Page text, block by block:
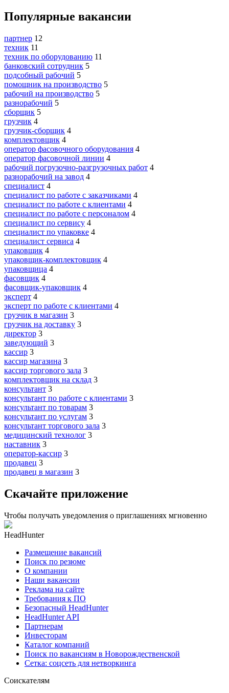
Популярные вакансии
партнер 12
техник 11
техник по оборудованию 11
банковский сотрудник 5
подсобный рабочий 5
помощник на производство 5
рабочий на производство 5
разнорабочий 5
сборщик 5
грузчик 4
грузчик-сборщик 4
комплектовщик 4
оператор фасовочного оборудования 4
оператор фасовочной линии 4
рабочий погрузочно-разгрузочных работ 4
разнорабочий на завод 4
специалист 4
специалист по работе с заказчиками 4
специалист по работе с клиентами 4
специалист по работе с персоналом 4
специалист по сервису 4
специалист по упаковке 4
специалист сервиса 4
упаковщик 4
упаковщик-комплектовщик 4
упаковщица 4
фасовщик 4
фасовщик-упаковщик 4
эксперт 4
эксперт по работе с клиентами 4
грузчик в магазин 3
грузчик на доставку 3
директор 3
заведующий 3
кассир 3
кассир магазина 3
кассир торгового зала 3
комплектовщик на склад 3
консультант 3
консультант по работе с клиентами 3
консультант по товарам 3
консультант по услугам 3
консультант торгового зала 3
медицинский технолог 3
наставник 3
оператор-кассир 3
продавец 3
продавец в магазин 3
Скачайте приложение
Чтобы получать уведомления о приглашениях мгновенно
HeadHunter
Размещение вакансий
Поиск по резюме
О компании
Наши вакансии
Реклама на сайте
Требования к ПО
Безопасный HeadHunter
HeadHunter API
Партнерам
Инвесторам
Каталог компаний
Поиск по вакансиям в Новорождественской
Сетка: соцсеть для нетворкинга
Соискателям